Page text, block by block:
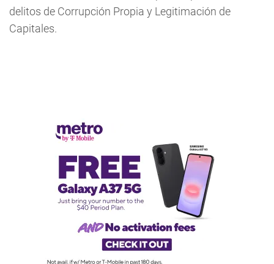
delitos de Corrupción Propia y Legitimación de
Capitales.